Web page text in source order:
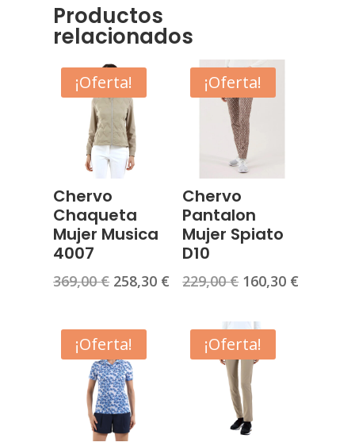
Productos
relacionados
¡Oferta!
Chervo
Chaqueta
Mujer Musica
4007
369,00€ El
era:
369,00 €.
258,30 €
258,30 €.
¡Oferta!
Chervo
Pantalon
Mujer Spiato
D10
229,00€ El
original
era:
229,00 €.
160,30 €
¡Oferta! ¡Oferta!